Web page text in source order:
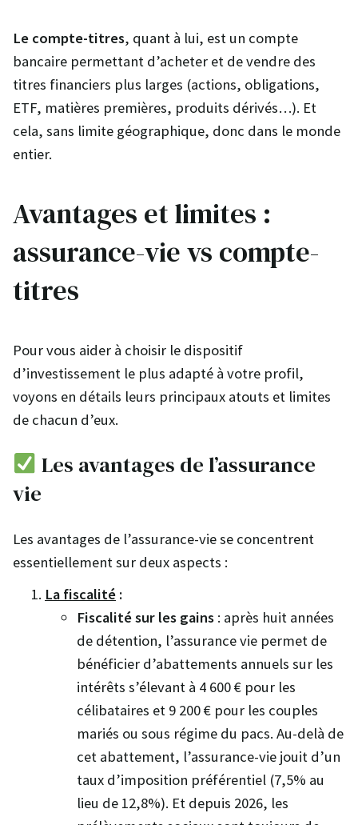
Le compte-titres, quant à lui, est un compte
bancaire permettant d’acheter et de vendre des
titres financiers plus larges (actions, obligations,
ETF, matières premières, produits dérivés…). Et
cela, sans limite géographique, donc dans le monde
entier.
Avantages et limites :
assurance-vie vs compte-
titres
Pour vous aider à choisir le dispositif
d’investissement le plus adapté à votre profil,
voyons en détails leurs principaux atouts et limites
de chacun d’eux.
Les avantages de l’assurance
vie
Les avantages de l’assurance-vie se concentrent
essentiellement sur deux aspects :
La fiscalité :
Fiscalité sur les gains : après huit années
de détention, l’assurance vie permet de
bénéficier d’abattements annuels sur les
intérêts s’élevant à 4 600 € pour les
célibataires et 9 200 € pour les couples
mariés ou sous régime du pacs. Au-delà de
cet abattement, l’assurance-vie jouit d’un
taux d’imposition préférentiel (7,5% au
lieu de 12,8%). Et depuis 2026, les